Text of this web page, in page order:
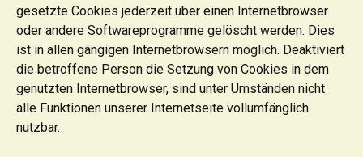
gesetzte Cookies jederzeit über einen Internetbrowser
oder andere Softwareprogramme gelöscht werden. Dies
ist in allen gängigen Internetbrowsern möglich. Deaktiviert
die betroffene Person die Setzung von Cookies in dem
genutzten Internetbrowser, sind unter Umständen nicht
alle Funktionen unserer Internetseite vollumfänglich
nutzbar.